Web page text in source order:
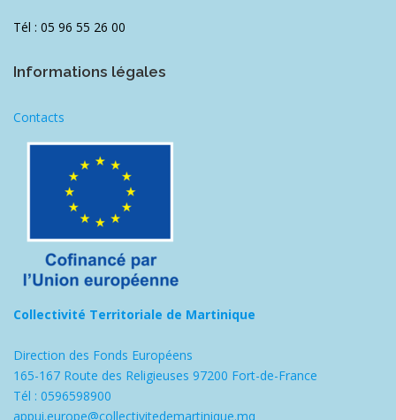
Tél : 05 96 55 26 00
Informations légales
Contacts
Collectivité Territoriale de Martinique
Direction des Fonds Européens
165-167 Route des Religieuses 97200 Fort-de-France
Tél : 0596598900
appui.europe@collectivitedemartinique.mq